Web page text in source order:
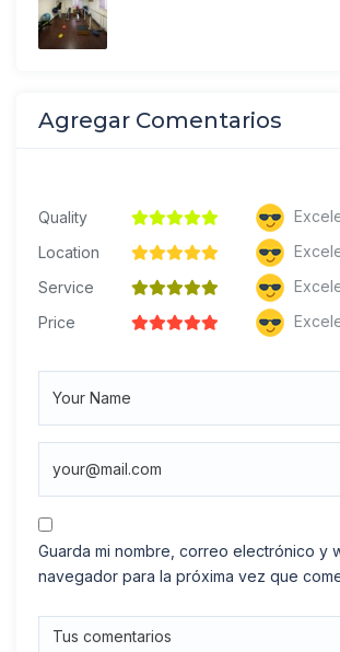
Agregar Comentarios
Quality
Location
Service
Price
Guarda mi nombre, correo electrónico y
navegador para la próxima vez que